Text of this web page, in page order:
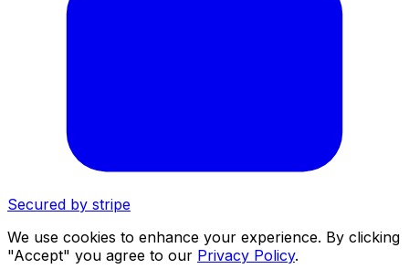
Secured by stripe
We use cookies to enhance your experience. By clicking
"Accept" you agree to our Privacy Policy.